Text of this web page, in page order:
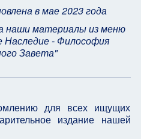
в мае 2023 года
наши материалы изменю
Наследие - Философия
Завета"
для всех ищущих
издание нашей